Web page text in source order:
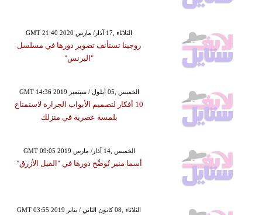
GMT 21:40 2020 الثلاثاء ,17 آذار/ مارس
روجينا تستأنف تصوير دورها في مسلسل
"البرنس"
GMT 14:36 2019 الخميس ,05 أيلول / سبتمبر
10 أفكار لتصميم الأبواب الجرارة لاستمتاع
بلمسة عصرية في منزلك
GMT 09:05 2019 الخميس ,14 آذار/ مارس
أسما منير تُوضِّح دورها في "الفيل الأزرق"
GMT 03:55 2019 الثلاثاء ,08 كانون الثاني / يناير